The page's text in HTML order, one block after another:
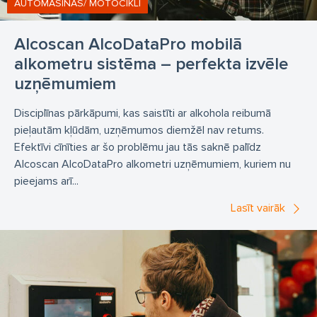
Alcoscan AlcoDataPro mobilā
alkometru sistēma – perfekta izvēle
uzņēmumiem
AUTOMAŠĪNAS/ MOTOCIKLI
Disciplīnas pārkāpumi, kas saistīti ar alkohola reibumā
pieļautām kļūdām, uzņēmumos diemžēl nav retums.
Efektīvi cīnīties ar šo problēmu jau tās saknē palīdz
Alcoscan AlcoDataPro alkometri uzņēmumiem, kuriem nu
pieejams arī...
Lasīt vairāk